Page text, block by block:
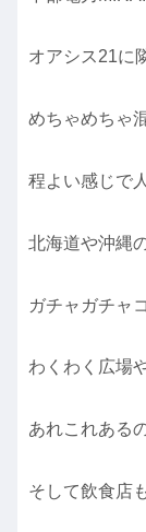
オアシス21に
めちゃめちゃ
程よい感じで
北海道や沖縄
ガチャガチャ
わくわく広場
あれこれある
そして飲食店